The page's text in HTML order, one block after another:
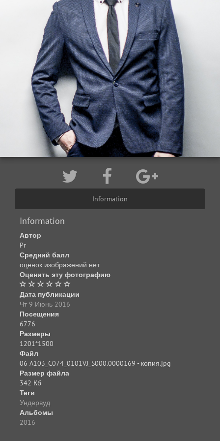
Information
Information
Автор
Pr
Средний балл
оценок изображений нет
Оценить эту фотографию
Дата публикации
Чт 9 Июнь 2016
Посещения
6776
Размеры
1201*1500
Файл
06 A103_C074_0101VJ_S000.0000169 - копия.jpg
Размер файла
342 Кб
Теги
Ундервуд
Альбомы
2016